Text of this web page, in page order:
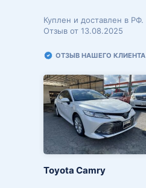
Куплен и доставлен в РФ.
Отзыв от 13.08.2025
ОТЗЫВ НАШЕГО КЛИЕНТА
Toyota Camry